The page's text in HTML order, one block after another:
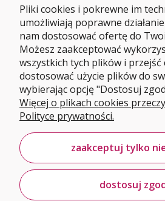
Pliki cookies i pokrewne im
umożliwiają poprawne
nam dostosować ofertę do
Możesz zaakceptować
wszystkich tych plików i
dostosować użycie plików do
wybierając opcję "Dostosuj
Więcej o plikach cookies
Polityce prywatności.
zaakceptuj tylko
dostosuj